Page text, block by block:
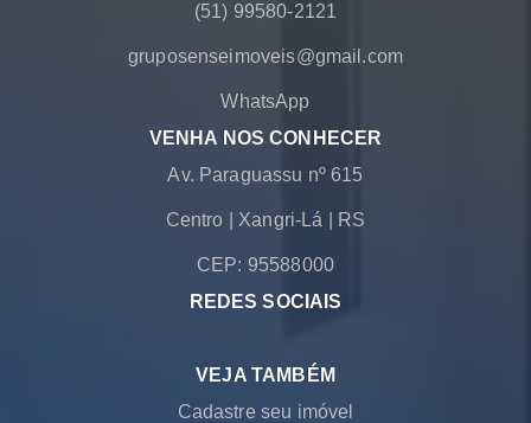
(51) 99580-2121
gruposenseimoveis@gmail.com
WhatsApp
VENHA NOS CONHECER
Av. Paraguassu nº 615
Centro Xangri-Lá RS
CEP: 95588000
REDES SOCIAIS
VEJA TAMBÉM
Cadastre seu imóvel